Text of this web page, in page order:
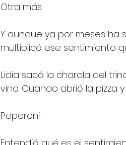
Otra más.
Y aunque ya por meses ha
multiplicó ese sentimiento
Lidia sacó la charola del
vino. Cuando abrió la pizza
Peperoni.